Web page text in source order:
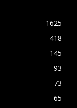
1625
418
145
93
73
65